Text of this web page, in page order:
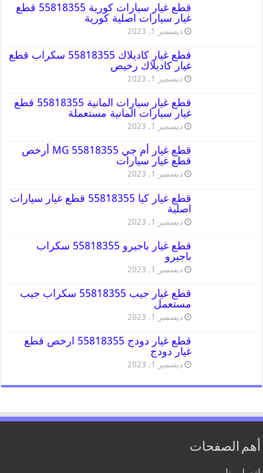
قطع غيار سيارات كورية 55818355 قطع
غيار سيارات اصلية كورية
ديسمبر 1, 2023
قطع غيار كاديلاك 55818355 سكراب قطع
غيار كاديلاك رخيص
ديسمبر 1, 2023
قطع غيار سيارات المانية 55818355 قطع
غيار سيارات المانية مستعملة
ديسمبر 1, 2023
قطع غيار أم جي MG 55818355 أرخص
قطع غيار سيارات
ديسمبر 1, 2023
قطع غيار كيا 55818355 قطع غيار سيارات
اصلية
ديسمبر 1, 2023
قطع غيار باجيرو 55818355 سكراب
باجيرو
ديسمبر 1, 2023
قطع غيار جيب 55818355 سكراب جيب
مستعمل
ديسمبر 1, 2023
قطع غيار دودج 55818355 ارخص قطع
غيار دودج
ديسمبر 1, 2023
أهم الصفحات